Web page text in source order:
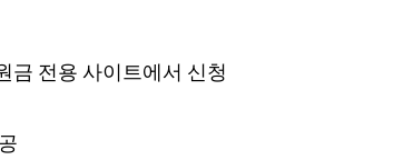
금 전용 사이트에서 신청